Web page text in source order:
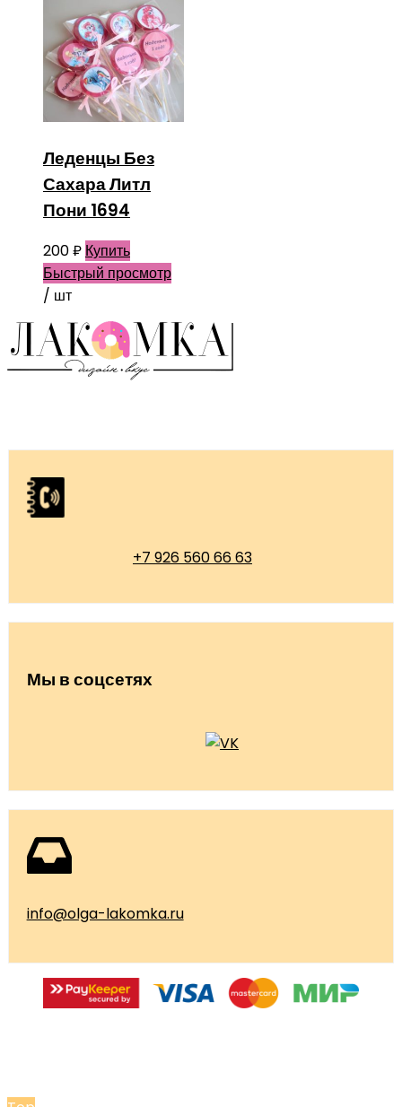
Леденцы Без
Сахара Литл
Пони 1694
200₽ Купить
Быстрый просмотр
/ шт
+7 926 560 66 63
Мы в соцсетях
info@olga-lakomka.ru